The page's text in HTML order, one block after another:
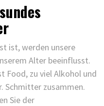
ist, werden unsere
Alter beeinflusst.
Food, zu viel Alkohol und
Schmitter zusammen.
Sie der